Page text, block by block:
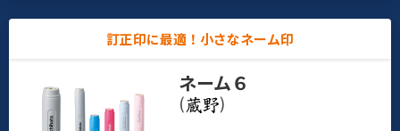
訂正印に最適！小さなネーム印
ネーム６
(
)